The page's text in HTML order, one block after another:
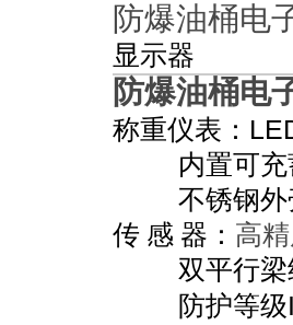
防爆油桶电
显示器
防爆油桶电
称重仪表：
内置可
不锈钢
传 感 器： 高
双平行
防护等级